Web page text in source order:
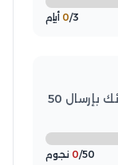
0/3 أيام
لرفع المستوى.. قم بمساعدة أصدقائك بإرسال 50
0/50 نجوم